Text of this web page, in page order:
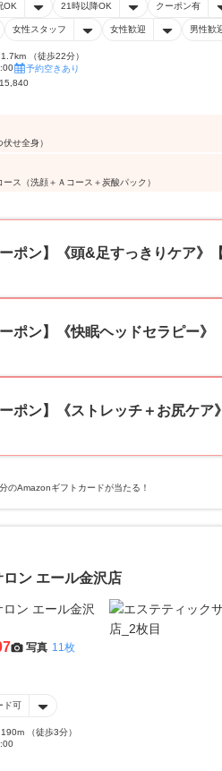
OK 21時以降OK クーポン有
女性スタッフ 女性歓迎 男性歓
（徒歩22分）
予約空きあり
せ全身）
ース（洗顔＋Ａコース＋炭酸パック）
ポン】《頭&足すっきりケア》
ポン】《快眠ヘッドセラピー
ポン】《ストレッチ＋お尻ケ
のAmazonギフトカードが当たる！
ン エール金沢店
写真 11枚
ド可
（徒歩3分）